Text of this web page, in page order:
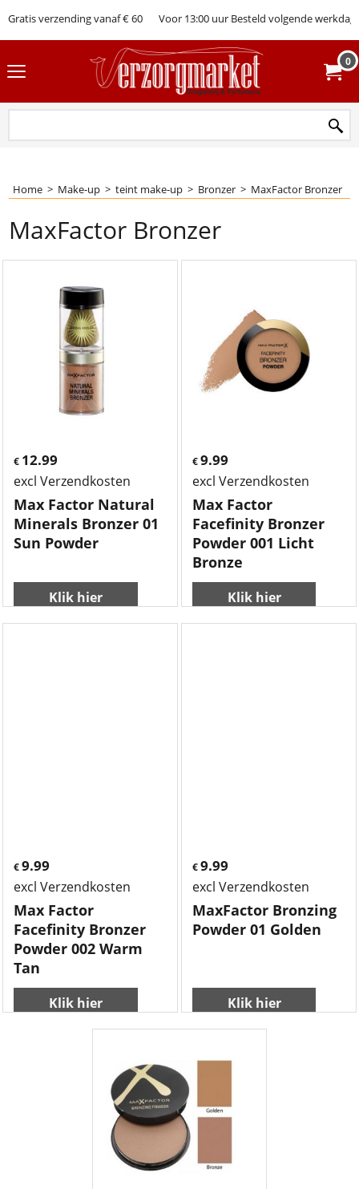
Gratis verzending vanaf € 60 Voor 13:00 uur Besteld volgende werkdag
0
Home > Make-up > teint make-up > Bronzer > MaxFactor Bronzer
MaxFactor Bronzer
€ 12.99
excl Verzendkosten
Max Factor Natural
Minerals Bronzer 01
Sun Powder
Klik hier
€9.99
excl Verzendkosten
Max Factor
Facefinity Bronzer
Powder 001 Licht
Bronze
Klik hier
€ 9.99
excl Verzendkosten
Max Factor
Facefinity Bronzer
Powder 002 Warm
Tan
Klik hier
€9.99
excl Verzendkosten
MaxFactor Bronzing
Powder 01 Golden
Klik hier